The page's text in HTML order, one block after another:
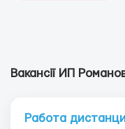
Вакансії ИП
Работа